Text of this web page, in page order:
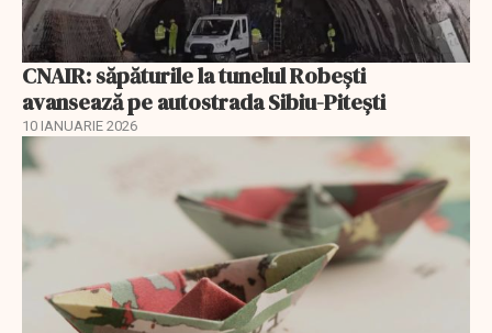
CNAIR: săpăturile la tunelul Robești
avansează pe autostrada Sibiu-Pitești
10 IANUARIE 2026